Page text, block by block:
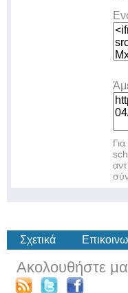
Σχετικά
Ακολουθήστε